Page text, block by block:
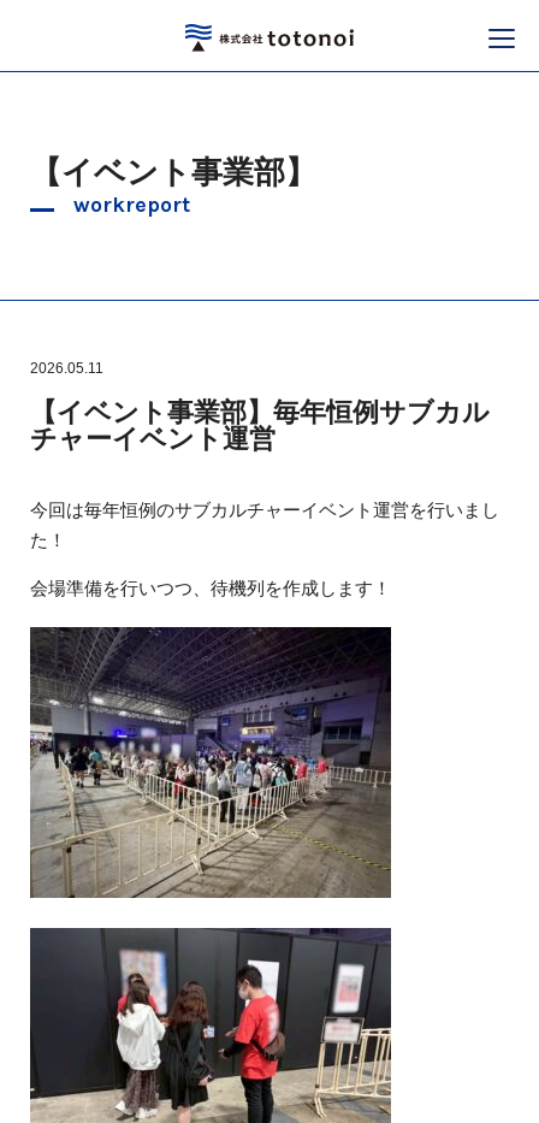
【イベント事業部】
workreport
2026.05.11
【イベント事業部】毎年恒例サブカル
チャーイベント運営
今回は毎年恒例のサブカルチャーイベント運営を行いまし
た！
会場準備を行いつつ、待機列を作成します！